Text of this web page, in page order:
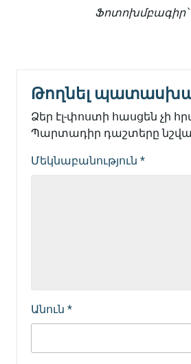
Թողնել
Ձեր էլ-փոստի հասցեն չի
Պարտադիր դաշտերը
Մեկնաբանություն *
Անուն *